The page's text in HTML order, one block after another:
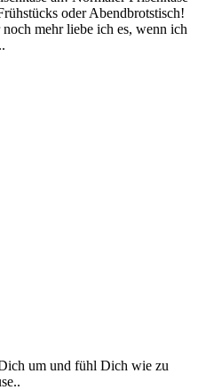
oder Abendbrotstisch!
mehr liebe ich es, wenn ich
um und fühl Dich wie zu